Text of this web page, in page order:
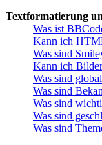
Textformatierung
Was ist
Kann ich
Was sind
Kann ich
Was sind
Was sind
Was sind
Was sind
Was sind